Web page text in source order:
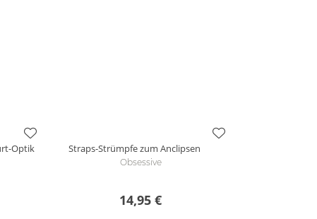
Optik Straps-Strümpfe zum Anclipsen
Obsessive
14,95 €